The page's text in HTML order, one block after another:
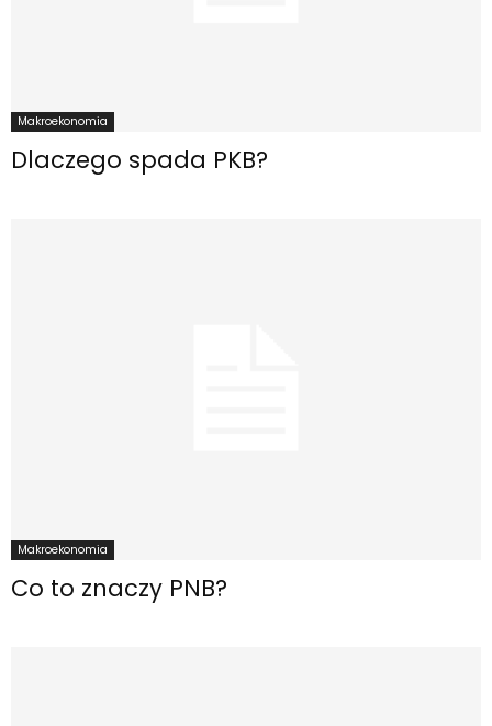
Makroekonomia
Dlaczego spada PKB?
Makroekonomia
Co to znaczy PNB?